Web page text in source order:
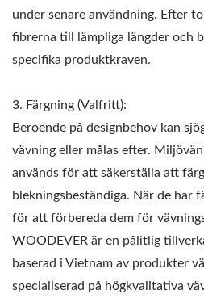
under senare användning. Efter
fibrerna till lämpliga längder och
specifika produktkraven.
3. Färgning (Valfritt):
Beroende på designbehov kan
vävning eller målas efter.
används för att säkerställa att
blekningsbeständiga. När de har
för att förbereda dem för
WOODEVER är en pålitlig
baserad i Vietnam av produkter
specialiserad på högkvalitativa